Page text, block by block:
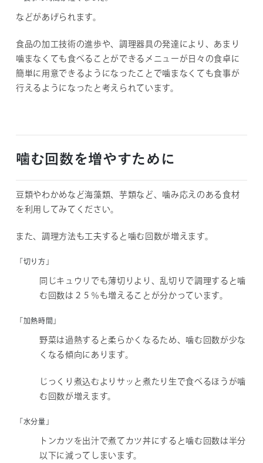
などがあげられます。
食品の加工技術の進歩や、調理器具の発達により、あまり
噛まなくても食べることができるメニューが日々の食卓に
簡単に用意できるようになったことで噛まなくても食事が
行えるようになったと考えられています。
噛む回数を増やすために
豆類やわかめなど海藻類、芋類など、噛み応えのある食材
を利用してみてください。
また、調理方法も工夫すると噛む回数が増えます。
「切り方」
同じキュウリでも薄切りより、乱切りで調理すると噛
む回数は２５％も増えることが分かっています。
「加熱時間」
野菜は過熱すると柔らかくなるため、噛む回数が少な
くなる傾向にあります。
じっくり煮込むよりサッと煮たり生で食べるほうが噛
む回数が増えます。
「水分量」
トンカツを出汁で煮てカツ丼にすると噛む回数は半分
以下に減ってしまいます。